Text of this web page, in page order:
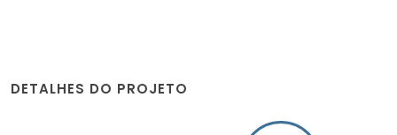
DETALHES DO PROJETO